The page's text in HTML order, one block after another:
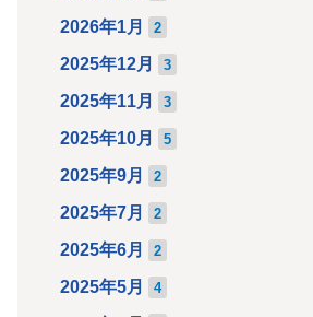
2026年1月 2
2025年12月 3
2025年11月 3
2025年10月 5
2025年9月 2
2025年7月 2
2025年6月 2
2025年5月 4